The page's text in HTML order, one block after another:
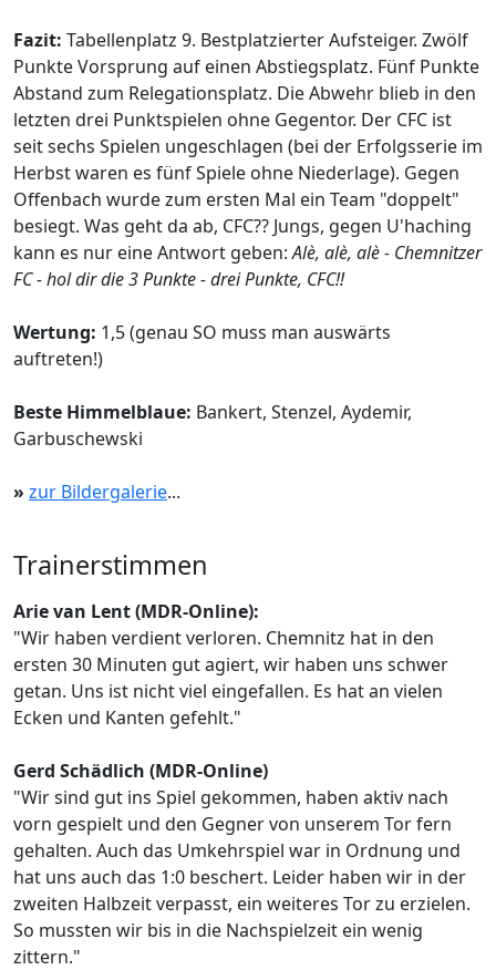
Fazit: Tabellenplatz 9. Bestplatzierter Aufsteiger. Zwölf
Punkte Vorsprung auf einen Abstiegsplatz. Fünf Punkte
Abstand zum Relegationsplatz. Die Abwehr blieb in den
letzten drei Punktspielen ohne Gegentor. Der CFC ist
seit sechs Spielen ungeschlagen (bei der Erfolgsserie im
Herbst waren es fünf Spiele ohne Niederlage). Gegen
Offenbach wurde zum ersten Mal ein Team "doppelt"
besiegt. Was geht da ab, CFC?? Jungs, gegen U'haching
kann es nur eine Antwort geben:Alè, alè, alè - Chemnitzer
FC - hol dir die 3 Punkte - drei Punkte, CFC!!
Wertung: 1,5 (genau SO muss man auswärts
auftreten!)
Beste Himmelblaue: Bankert, Stenzel, Aydemir,
Garbuschewski
» zur Bildergalerie...
Trainerstimmen
Arie van Lent (MDR-Online):
"Wir haben verdient verloren. Chemnitz hat in den
ersten 30 Minuten gut agiert, wir haben uns schwer
getan. Uns ist nicht viel eingefallen. Es hat an vielen
Ecken und Kanten gefehlt."
Gerd Schädlich (MDR-Online)
"Wir sind gut ins Spiel gekommen, haben aktiv nach
vorn gespielt und den Gegner von unserem Tor fern
gehalten. Auch das Umkehrspiel war in Ordnung und
hat uns auch das 1:0 beschert. Leider haben wir in der
zweiten Halbzeit verpasst, ein weiteres Tor zu erzielen.
So mussten wir bis in die Nachspielzeit ein wenig
zittern."